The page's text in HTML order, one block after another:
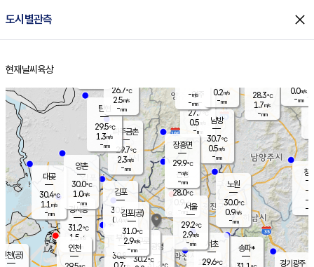
도시별관측 close
홈
현재날씨 육상
양주
27.7℃
0.5
-mm
과천
경기광주
경서동
31.2℃
1.5 m/s
-mm
파주금촌
29.7℃
2.3m/s
-mm
28.3℃
1.7m/s
-mm
대곶
30.4℃
1.1 m/s
-mm
창
-
-m/
-
탄현
29.5℃
1.3m/s
-mm
0.0m/s
-mm
김포
30.5℃
0.4 m/s
mm
광명
31.2 ℃
부천
30.8℃
m/s
양촌
30.0℃
1.0m/s
-mm
구로
30.2℃
은평
28.0℃
0.9 m/s
- mm
노원
30.0℃
0.9m/s
-mm
송파*
서초
29.6℃
남방
30.7℃
0.5m/s
-mm
장흥면
29.9℃
-m/s
-mm
-m/s
-mm
인천(공)
김포(공)
31.0℃
2.9m/s
-mm
인천
서울
29.2℃
2.9m/s
-mm
26.7℃
2.5m/s
-mm
0.2m/s
-mm